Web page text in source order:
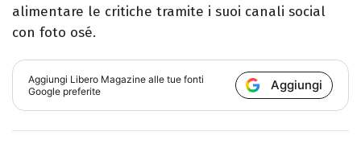
alimentare le critiche tramite i suoi canali social
con foto osé.
Aggiungi Libero Magazine alle tue fonti
Google preferite
Aggiungi